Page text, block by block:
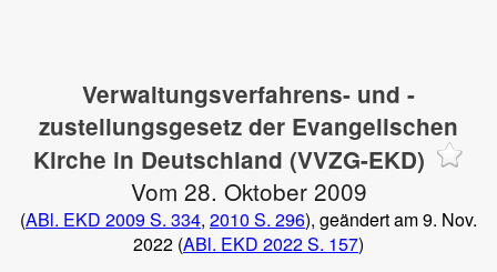
Verwaltungsverfahrens- und -
zustellungsgesetz der Evangelischen
Kirche in Deutschland (VVZG-EKD)
Vom 28. Oktober 2009
(ABl. EKD 2009 S. 334, 2010 S. 296), geändert am 9. Nov.
2022 (ABl. EKD 2022 S. 157)